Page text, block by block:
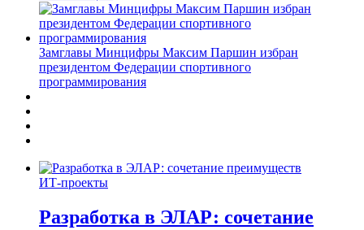
Замглавы Минцифры Максим Паршин избран
президентом Федерации спортивного
программирования
ИТ-проекты
Разработка в ЭЛАР: сочетание